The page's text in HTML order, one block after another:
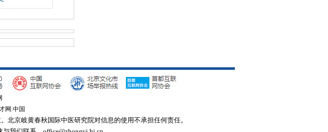
网.中国
京岐黄春秋国际中医研究院对信息的使用不承担任何责任。